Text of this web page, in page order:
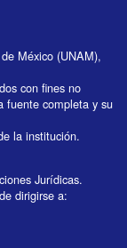
México (UNAM),
con fines no
fuente completa y su
la institución.
Jurídicas.
dirigirse a: